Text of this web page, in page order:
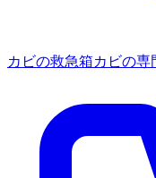
カビの救急箱カビの専